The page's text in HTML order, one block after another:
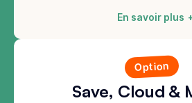
En savoir plus
Option
Save, Cloud &